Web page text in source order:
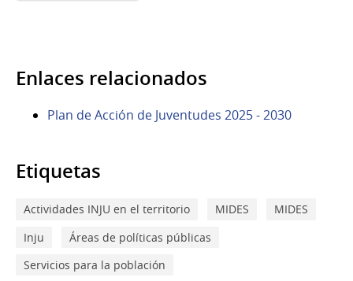
Enlaces relacionados
Plan de Acción de Juventudes 2025 - 2030
Etiquetas
Actividades INJU en el territorio MIDES
MIDES
Inju
Áreas de políticas públicas
Servicios para la población